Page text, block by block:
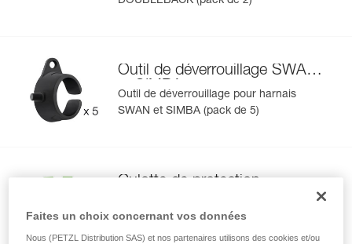
Outil de déverrouillage SWAN
et SIMBA
Outil de déverrouillage pour harnais
SWAN et SIMBA (pack de 5)
Culotte de protection
CANYON CLUB et CANYON GUIDE
Faites un choix concernant vos données
Nous (PETZL Distribution SAS) et nos partenaires utilisons des cookies et/ou